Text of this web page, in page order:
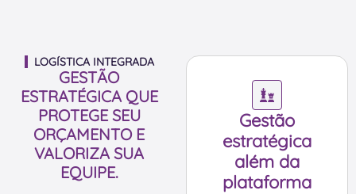
LOGÍSTICA INTEGRADA
GESTÃO
ESTRATÉGICA QUE
PROTEGE SEU
ORÇAMENTO E
VALORIZA SUA
EQUIPE.
Gestão
estratégica
além da
plataforma